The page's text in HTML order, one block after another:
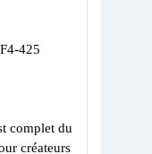
425
complet du
créateurs